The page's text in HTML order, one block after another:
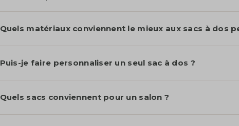
Quels matériaux conviennent le mieux aux sacs à dos
Puis-je faire personnaliser un seul sac à dos ?
Quels sacs conviennent pour un salon ?